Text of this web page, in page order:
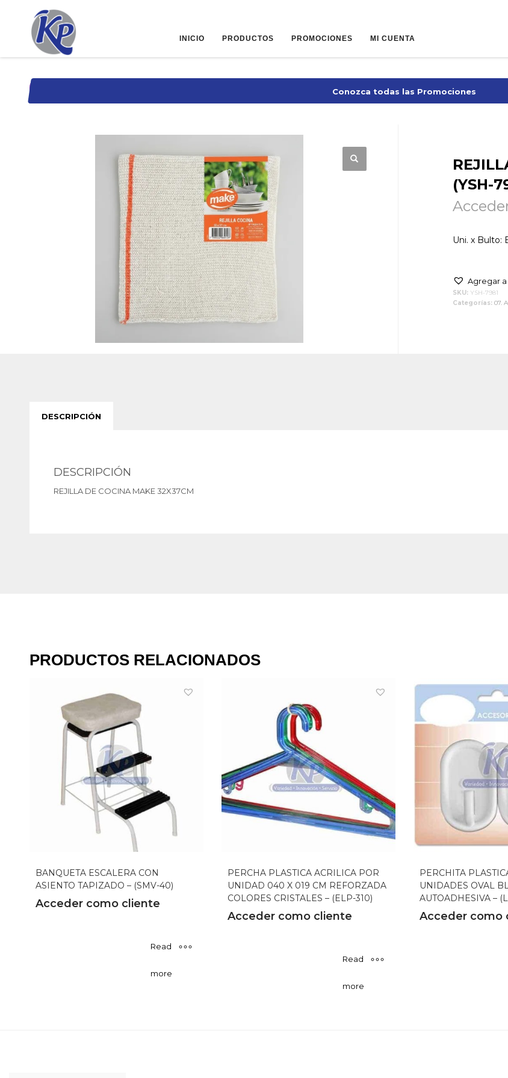
INICIO PRODUCTOS PROMOCIONES MI CUENTA
Conozca todas las Promociones
(YSH-
Uni. x Bulto:
Agregar
SKU: YSH-7981
Categorías: 07.
DESCRIPCIÓN
DESCRIPCIÓN
REJILLA DE COCINA MAKE 32X37CM
PRODUCTOS RELACIONADOS
BANQUETA ESCALERA CON
ASIENTO TAPIZADO – (SMV-40)
Acceder como cliente
Read
more
PERCHA PLASTICA ACRILICA POR
UNIDAD 040 X 019 CM REFORZADA
COLORES CRISTALES – (ELP-310)
Acceder como cliente
Read
more
PERCHITA
UNIDADES OVAL
AUTOADHESIVA –
Acceder como